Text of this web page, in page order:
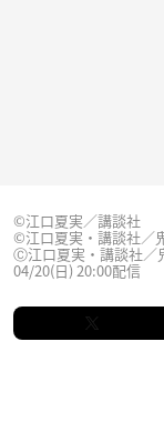
©江口夏実／講談社
©江口夏実・講談社／
Ⓒ江口夏実・講談社／
04/20(日) 20:00配信